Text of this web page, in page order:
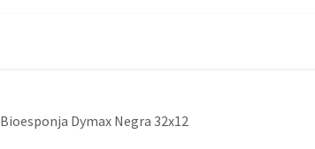
Solicitar
Bioesponja Dymax Negra 32x12